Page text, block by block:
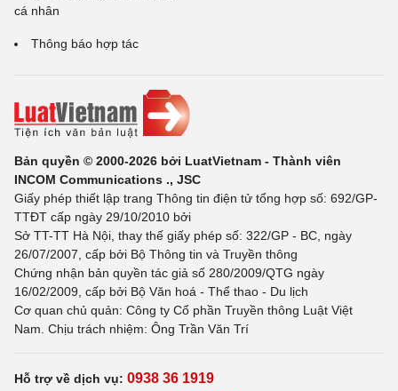
cá nhân
Thông báo hợp tác
Bản quyền © 2000-2026 bởi LuatVietnam - Thành viên
INCOM Communications ., JSC
Giấy phép thiết lập trang Thông tin điện tử tổng hợp số: 692/GP-
TTĐT cấp ngày 29/10/2010 bởi
Sở TT-TT Hà Nội, thay thế giấy phép số: 322/GP - BC, ngày
26/07/2007, cấp bởi Bộ Thông tin và Truyền thông
Chứng nhận bản quyền tác giả số 280/2009/QTG ngày
16/02/2009, cấp bởi Bộ Văn hoá - Thể thao - Du lịch
Cơ quan chủ quản: Công ty Cổ phần Truyền thông Luật Việt
Nam. Chịu trách nhiệm: Ông Trần Văn Trí
Hỗ trợ về dịch vụ: 0938 36 1919